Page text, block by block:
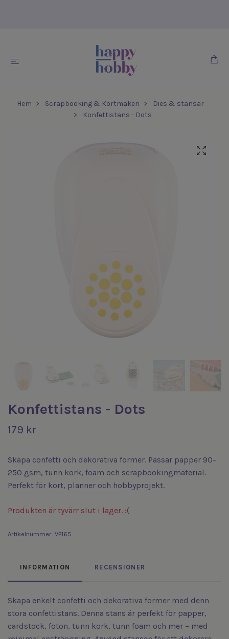
Hem Scrapbooking & Kortmakeri
Dies & stansar
Konfettistans - Dots
Konfettistans - Dots
179 kr
Skapa confetti och dekorativa former. Passar papper 90–
250 gsm, tunn kork, foam och scrapbookingmaterial.
Perfekt för kort, planner och hobbyprojekt.
Produkten är tyvärr slut i lager. :(
Artikelnummer: VP165
INFORMATION RECENSIONER
Skapa enkelt confetti och dekorativa former med denn
stora confettistans. Denna stans är perfekt för papper,
cardstock, foton, tunn kork, tunn foam och mer – med